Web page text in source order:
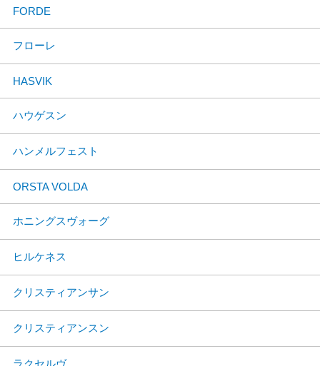
FORDE
フローレ
HASVIK
ハウゲスン
ハンメルフェスト
ORSTA VOLDA
ホニングスヴォーグ
ヒルケネス
クリスティアンサン
クリスティアンスン
ラクセルヴ